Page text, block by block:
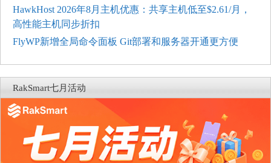
HawkHost 2026年8月主机优惠：共享主机低至$2.61/月，
高性能主机同步折扣
FlyWP新增全局命令面板 Git部署和服务器开通更方便
RakSmart七月活动